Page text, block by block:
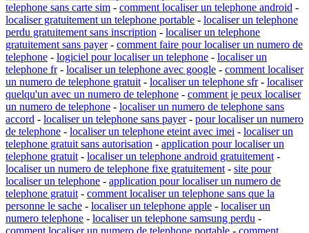
telephone sans carte sim - comment localiser un telephone android -
localiser gratuitement un telephone portable - localiser un telephone
perdu gratuitement sans inscription - localiser un telephone
gratuitement sans payer- comment faire pour localiser un numero de
telephone - logiciel pour localiser un telephone - localiser un
telephone fr- localiser un telephone avec google - comment localiser
un numero de telephone gratuit - localiser un telephone sfr- localiser
quelqu'un avec un numero de telephone - comment je peux localiser
un numero de telephone - localiser un numero de telephone sans
accord - localiser un telephone sans payer- pour localiser un numero
de telephone - localiser un telephone eteint avec imei - localiser un
telephone gratuit sans autorisation - application pour localiser un
telephone gratuit - localiser un telephone android gratuitement -
localiser un numero de telephone fixe gratuitement - site pour
localiser un telephone - application pour localiser un numero de
telephone gratuit - comment localiser un telephone sans que la
personne le sache - localiser un telephone apple - localiser un
numero telephone - localiser un telephone samsung perdu -
comment localiser un numero de telephone portable - comment